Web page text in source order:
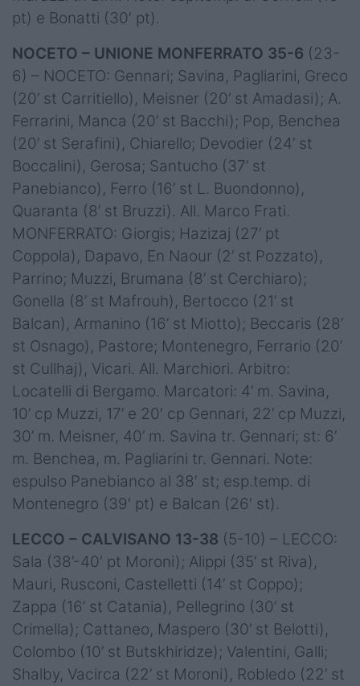
pt) e Bonatti (30′ pt).
NOCETO – UNIONE MONFERRATO 35-6 (23-
6) – NOCETO: Gennari; Savina, Pagliarini, Greco
(20’ st Carritiello), Meisner (20’ st Amadasi); A.
Ferrarini, Manca (20’ st Bacchi); Pop, Benchea
(20’ st Serafini), Chiarello; Devodier (24’ st
Boccalini), Gerosa; Santucho (37’ st
Panebianco), Ferro (16’ st L. Buondonno),
Quaranta (8’ st Bruzzi). All. Marco Frati.
MONFERRATO: Giorgis; Hazizaj (27’ pt
Coppola), Dapavo, En Naour (2’ st Pozzato),
Parrino; Muzzi, Brumana (8’ st Cerchiaro);
Gonella (8’ st Mafrouh), Bertocco (21’ st
Balcan), Armanino (16’ st Miotto); Beccaris (28’
st Osnago), Pastore; Montenegro, Ferrario (20’
st Cullhaj), Vicari. All. Marchiori. Arbitro:
Locatelli di Bergamo. Marcatori: 4’ m. Savina,
10’ cp Muzzi, 17’ e 20′ cp Gennari, 22’ cp Muzzi,
30’ m. Meisner, 40’ m. Savina tr. Gennari; st: 6’
m. Benchea, m. Pagliarini tr. Gennari. Note:
espulso Panebianco al 38′ st; esp.temp. di
Montenegro (39′ pt) e Balcan (26′ st).
LECCO – CALVISANO 13-38 (5-10) – LECCO:
Sala (38’-40′ pt Moroni); Alippi (35’ st Riva),
Mauri, Rusconi, Castelletti (14’ st Coppo);
Zappa (16’ st Catania), Pellegrino (30’ st
Crimella); Cattaneo, Maspero (30’ st Belotti),
Colombo (10’ st Butskhiridze); Valentini, Galli;
Shalby, Vacirca (22’ st Moroni), Robledo (22’ st